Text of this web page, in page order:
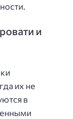
и
их не
в